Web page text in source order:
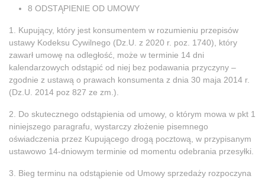
8 ODSTĄPIENIE OD UMOWY
1. Kupujący, który jest konsumentem w rozumieniu przepisów
ustawy Kodeksu Cywilnego (Dz.U. z 2020 r. poz. 1740), który
zawarł umowę na odległość, może w terminie 14 dni
kalendarzowych odstąpić od niej bez podawania przyczyny –
zgodnie z ustawą o prawach konsumenta z dnia 30 maja 2014 r.
(Dz.U. 2014 poz 827 ze zm.).
2. Do skutecznego odstąpienia od umowy, o którym mowa w pkt 1
niniejszego paragrafu, wystarczy złożenie pisemnego
oświadczenia przez Kupującego drogą pocztową, w przypisanym
ustawowo 14-dniowym terminie od momentu odebrania przesyłki.
3. Bieg terminu na odstąpienie od Umowy sprzedaży rozpoczyna